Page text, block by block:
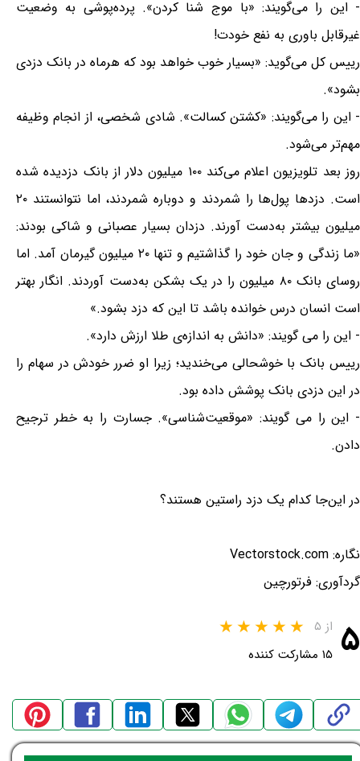
- این را می‌گویند: «با موج شنا کردن». پرده‌پوشی به وضعیت
غیرقابل باوری به نفع خودت!
رییس کل می‌گوید: «بسیار خوب خواهد بود که هرماه در بانک دزدی
بشود».
- این را می‌گویند: «کشتن کسالت». شادی شخصی، از انجام وظیفه
مهم‌تر می‌شود.
روز بعد تلویزیون اعلام می‌کند ۱۰۰ میلیون دلار از بانک دزدیده شده
است. دزدها پول‌ها را شمردند و دوباره شمردند، اما نتوانستند ۲۰
میلیون بیشتر به‌دست آورند. دزدان بسیار عصبانی و شاکی بودند:
«ما زندگی و جان خود را گذاشتیم و تنها ۲۰ میلیون گیرمان آمد. اما
روسای بانک ۸۰ میلیون را در یک بشکن به‌دست آوردند. انگار بهتر
است انسان درس خوانده باشد تا این که دزد بشود.»
- این را می گویند: «دانش به اندازه‌ی طلا ارزش دارد».
رییس بانک با خوشحالی می‌خندید؛ زیرا او ضرر خودش در سهام را
در این دزدی بانک پوشش داده بود.
- این را می گویند: «موقعیت‌شناسی». جسارت را به خطر ترجیح
دادن.
در این‌جا کدام یک دزد راستین هستند؟
نگاره: Vectorstock.com
گردآوری: فرتورچین
۵ از ۵
۱۵ مشارکت کننده